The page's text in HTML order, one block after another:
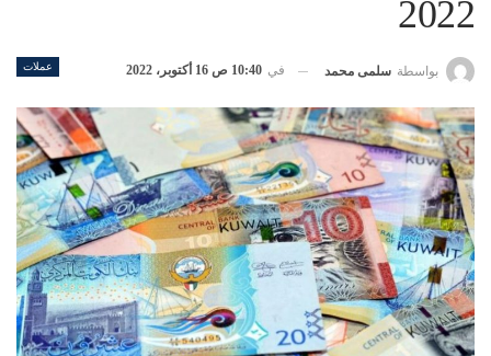
2022
عملات بواسطة سلمى محمد في 10:40 ص 16 أكتوبر، 2022